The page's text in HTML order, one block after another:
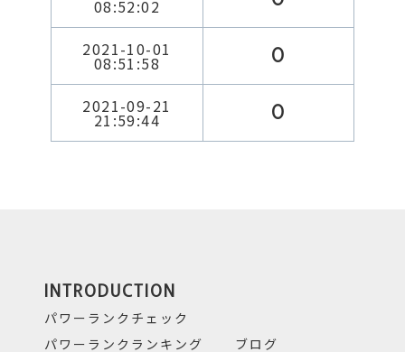
08:52:02
2021-10-01
08:51:58 0
2021-09-21
21:59:44 0
INTRODUCTION
パワーランクチェック
パワーランクランキング
ブログ